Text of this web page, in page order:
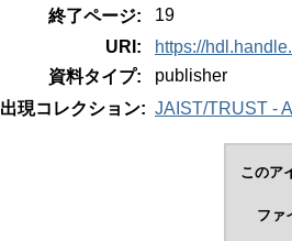
終了ページ:
19
URI:
https://
資料タイプ:
publisher
出現コレクション: JAIST/TRUST -
このア
ファ